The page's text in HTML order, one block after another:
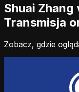
Shuai Zhang
Transmisja
Zobacz, gdzie